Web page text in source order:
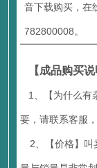
音下载购买，在
782800008。
【成品购买说
1、【为什么有
要，请联系客服
2、【价格】叫